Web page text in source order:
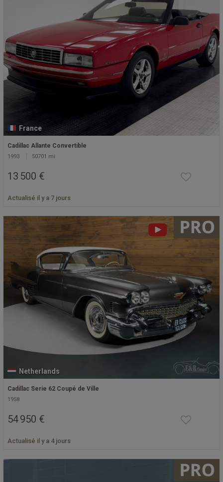
France
Cadillac Allante Convertible
1993 50701 mi
13 500 €
Actualisé il y a 7 jours
Netherlands
Cadillac Serie 62 Coupé de Ville
1958
54 950 €
Actualisé il y a 4 jours